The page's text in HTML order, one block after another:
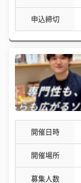
申込締切
開催日時
開催場所
募集人数